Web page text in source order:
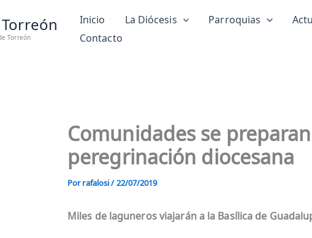
Torreón
Inicio La Diócesis Parroquias
Contacto
Comunidades se
peregrinación diocesana
Porrafalosi/22/07/2019
Miles de laguneros viajarán a la Basílica de